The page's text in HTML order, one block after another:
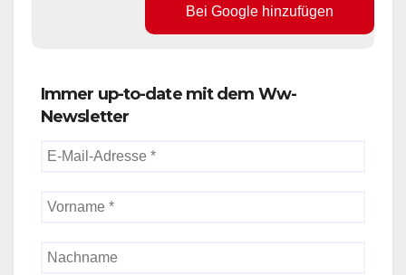
Bei Google hinzufügen
Immer up-to-date mit dem Ww-
Newsletter